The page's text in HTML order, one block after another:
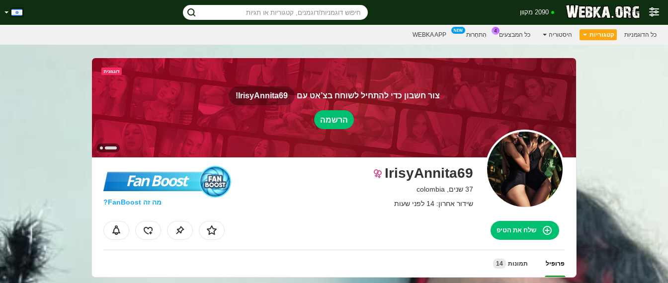
2090 מקוון
כל הדוגמניות קטגוריות היסטוריה כל המבצעים הִתחָרוּת WEBKA APP
צור חשבון כדי להתחיל לשוחח בצ’אט עם IrisyAnnita69!
הרשמה
IrisyAnnita69
37 שנים, colombia
שידור אחרון: 14 לפני שעות
Fan Boost
מה זה FanBoost?
שלח את הטיפ
פרופיל תמונות 14